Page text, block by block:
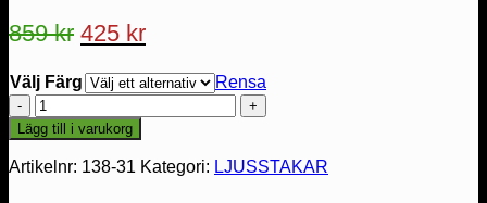
859kr 425 kr
Välj Färg
Rensa
LJUSSTAKE
NOVUM
mängd
Lägg till i varukorg
Artikelnr: 138-31 Kategori: LJUSSTAKAR